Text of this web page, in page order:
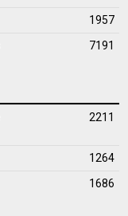
1957
7191
2211
1264
1686